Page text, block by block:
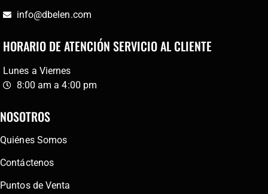
info@dbelen.com
HORARIO DE ATENCIÓN SERVICIO AL CLIENTE
Lunes a Viernes
8:00 am a 4:00 pm
NOSOTROS
Quiénes Somos
Contáctenos
Puntos de Venta